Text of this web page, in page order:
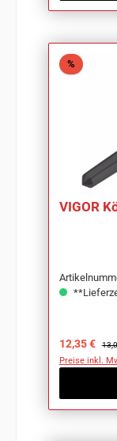
%Rabatt
VIGOR
12,35 €
Preise inkl.